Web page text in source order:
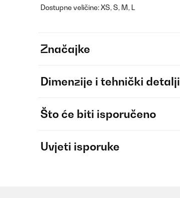
Dostupne veličine: XS, S, M, L
Značajke
Dimenzije i tehnički detalji
Što će biti isporučeno
Uvjeti isporuke